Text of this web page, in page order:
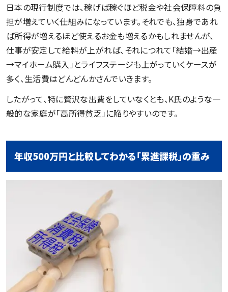
日本の現行制度では、稼げば稼ぐほど税金や社会保障料の負
担が増えていく仕組みになっています。それでも、独身であれ
ば所得が増えるほど使えるお金も増えるかもしれませんが、
仕事が安定して給料が上がれば、それにつれて「結婚→出産
→マイホーム購入」とライフステージも上がっていくケースが
多く、生活費はどんどんかさんでいきます。
したがって、特に贅沢な出費をしていなくとも、K氏のような一
般的な家庭が「高所得貧乏」に陥りやすいのです。
年収500万円と比較してわかる「累進課税」の重み